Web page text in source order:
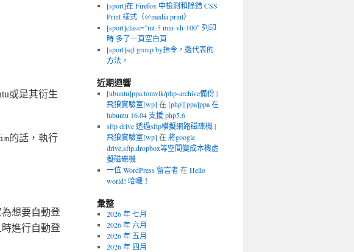
或是其衍生
的話，執行
想要自動登
進行自動登
[sport]在 Firefox 中檢測和除錯 CSS
Print 樣式（@media print）
[sport]class=”mt-5 min-vh-100″ 列印
時 多了一頁空白頁
[sport]sql group by指令，選代表的
方法。
近期迴響
[ubuntu]ppa:tomvlk/php-archive備份 |
飛狼實驗室[wp] 在 [php][ppa]ppa 在
lubuntu 16.04 支援 php5.6
sftp drive 透過sftp模擬網路磁碟機 |
飛狼實驗室[wp] 在將google
drive,sftp,dropbox等空間變成本機虛
擬磁碟機
一位 WordPress 留言者在Hello
world! 哈囉！
彙整
2026 年 七月
2026 年 六月
2026 年 五月
2026 年 四月